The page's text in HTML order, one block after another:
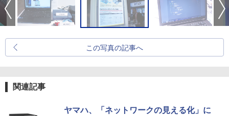
この写真の記事へ
関連記事
ヤマハ、「ネットワークの見える化」に